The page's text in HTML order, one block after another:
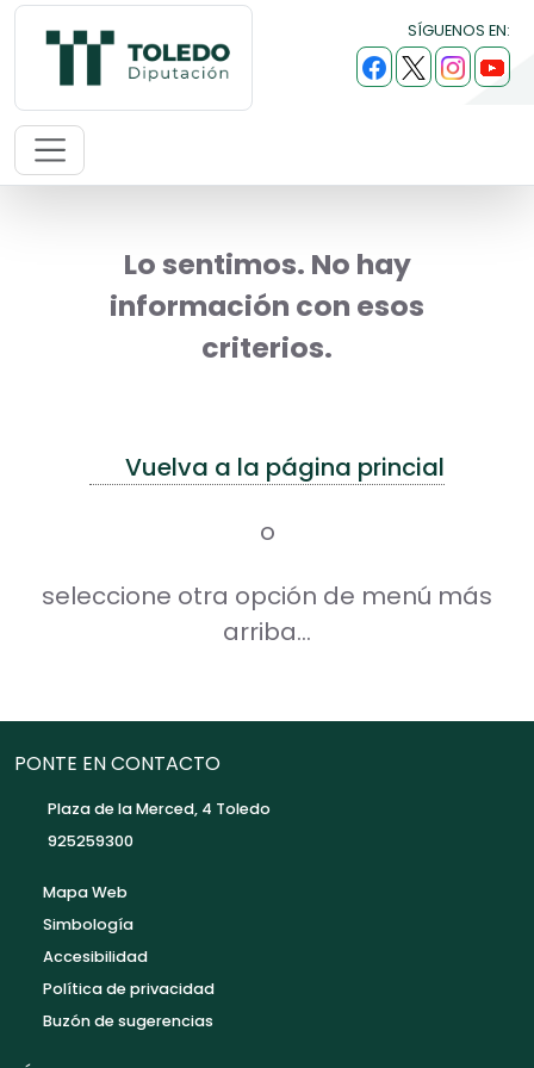
SÍGUENOS EN:
Lo sentimos. No hay
información con esos
criterios.
Vuelva a la página princial
o
seleccione otra opción de menú más
arriba...
PONTE EN CONTACTO
Plaza de la Merced, 4 Toledo
925259300
Mapa Web
Simbología
Accesibilidad
Política de privacidad
Buzón de sugerencias